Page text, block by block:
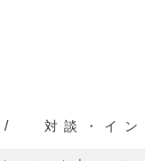
対談・イン